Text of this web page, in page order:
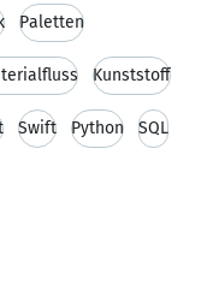
Paletten
Kunststoff
Swift Python SQL